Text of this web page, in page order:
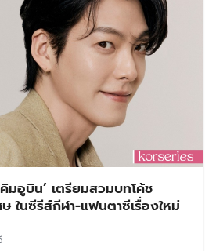
มอูบิน’ เตรียมสวมบทโค้ช
ในซีรีส์กีฬา-แฟนตาซีเรื่องใหม่